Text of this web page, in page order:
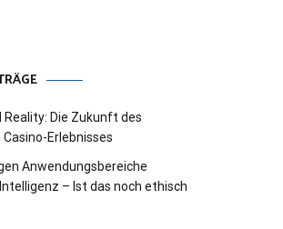
Die Zukunft des
Erlebnisses
Anwendungsbereiche
– Ist das noch ethisch